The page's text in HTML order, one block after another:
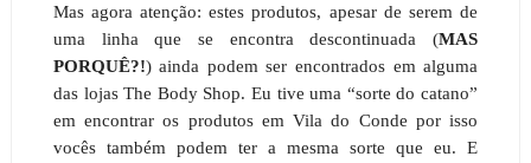
Mas agora atenção: estes produtos, apesar de serem de
uma linha que se encontra descontinuada (MAS
PORQUÊ?!) ainda podem ser encontrados em alguma
das lojas The Body Shop. Eu tive uma “sorte do catano”
em encontrar os produtos em Vila do Conde por isso
vocês também podem ter a mesma sorte que eu. E